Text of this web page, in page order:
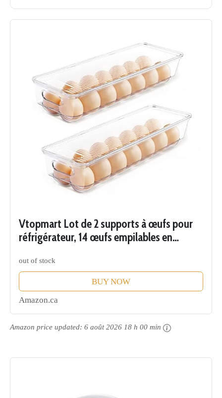
Vtopmart Lot de 2 supports à œufs pour
réfrigérateur, 14 œufs empilables en
rangement pour œufs pour réfrigérateur...
out of stock
BUY NOW
Amazon.ca
Amazon price updated: 6 août 2026 18 h 00 min